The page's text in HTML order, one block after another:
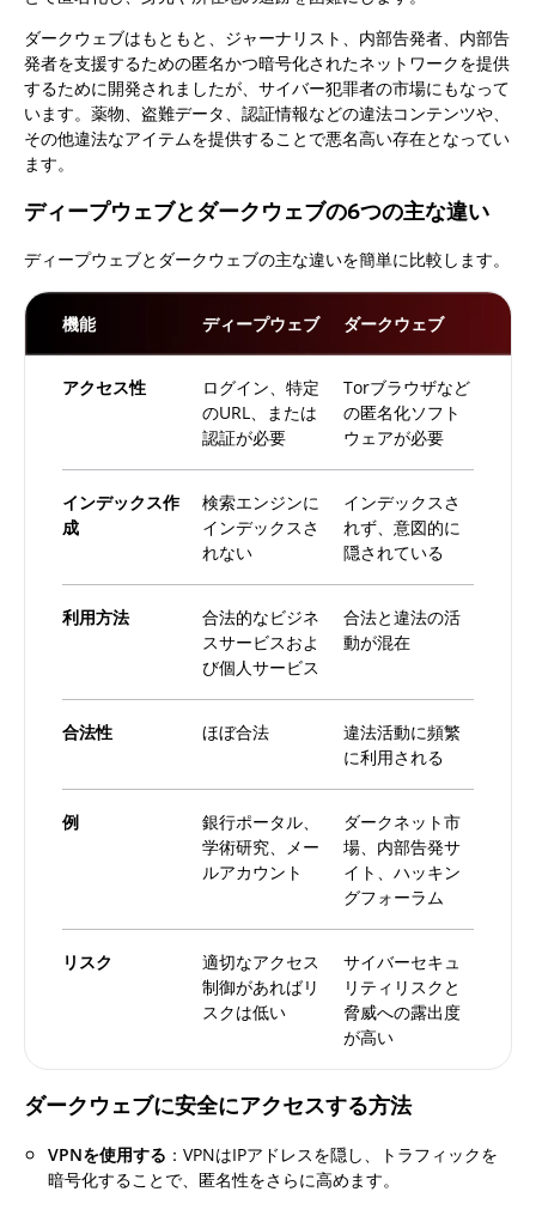
ダークウェブはもともと、ジャーナリスト、内部告発者、内部告
発者を支援するための匿名かつ暗号化されたネットワークを提供
するために開発されましたが、サイバー犯罪者の市場にもなって
います。薬物、盗難データ、認証情報などの違法コンテンツや、
その他違法なアイテムを提供することで悪名高い存在となってい
ます。
ディープウェブとダークウェブの6つの主な違い
ディープウェブとダークウェブの主な違いを簡単に比較します。
機能 ディープウェブ ダークウェブ
アクセス性
ログイン、特定
のURL、または
認証が必要
Torブラウザなど
の匿名化ソフト
ウェアが必要
インデックス作
成
検索エンジンに
インデックスさ
れない
インデックスさ
れず、意図的に
隠されている
利用方法
合法的なビジネ
スサービスおよ
び個人サービス
合法と違法の活
動が混在
合法性 ほぼ合法
違法活動に頻繁
に利用される
例
銀行ポータル、
学術研究、メー
ルアカウント
ダークネット市
場、内部告発サ
イト、ハッキン
グフォーラム
リスク
適切なアクセス
制御があればリ
スクは低い
サイバーセキュ
リティリスクと
脅威への露出度
が高い
ダークウェブに安全にアクセスする方法
VPNを使用する ：VPNはIPアドレスを隠し、トラフィックを
暗号化することで、匿名性をさらに高めます。